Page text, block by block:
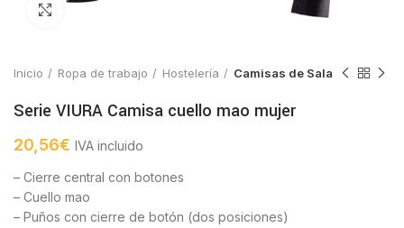
Inicio Ropa de trabajo Hostelería Camisas de Sala
Serie VIURA Camisa cuello mao mujer
20,56€ IVA incluido
– Cierre central con botones
– Cuello mao
– Puños con cierre de botón (dos posiciones)